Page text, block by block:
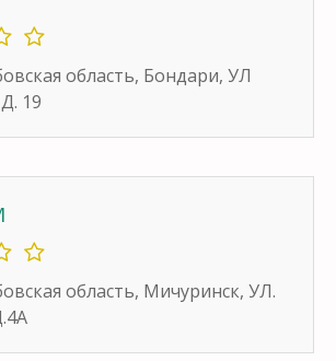
область, Бондари, УЛ
19
область, Мичуринск, УЛ.